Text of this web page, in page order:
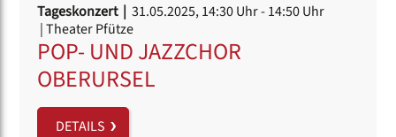
Tageskonzert | 31.05.2025, 14:30 Uhr- 14:50 Uhr
| Theater Pfütze
POP- UND JAZZCHOR
OBERURSEL
DETAILS